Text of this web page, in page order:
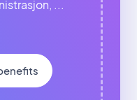
...